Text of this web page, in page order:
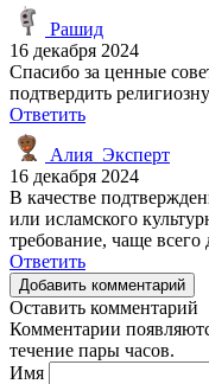
Рашид
16 декабря 2024
Спасибо за ценные
подтвердить
Ответить
Алия_Эксперт
16 декабря 2024
В качестве
или исламского
требование, чаще всего
Ответить
Добавить комментарий
Оставить комментарий
Комментарии
течение пары часов.
Имя